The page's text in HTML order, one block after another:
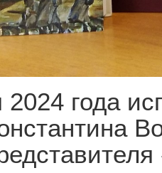
2024 года